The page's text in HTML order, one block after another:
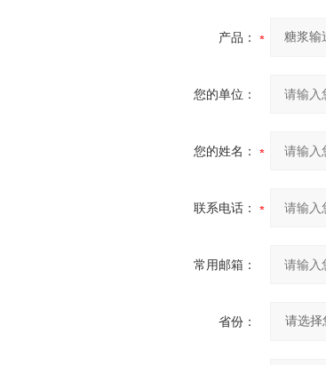
产品：
您的单位：
您的姓名：
联系电话：
常用邮箱：
省份：